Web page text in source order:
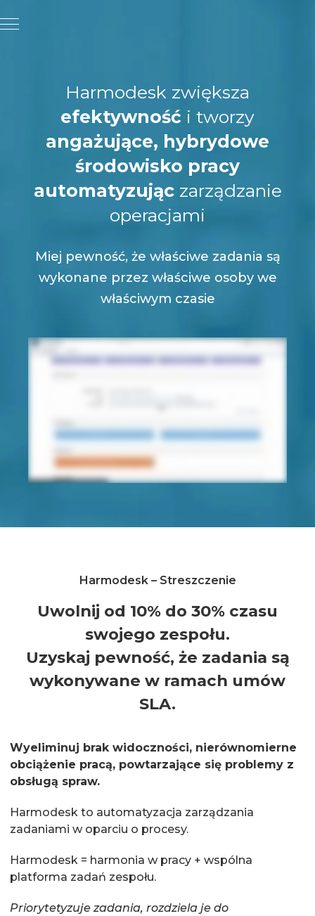
Harmodesk zwiększa
efektywność i tworzy
angażujące, hybrydowe
środowisko pracy
automatyzujączarządzanie
operacjami
Miej pewność, że właściwe zadania są
wykonane przez właściwe osoby we
właściwym czasie
Harmodesk – Streszczenie
Uwolnij od 10% do 30% czasu
swojego zespołu.
Uzyskaj pewność, że zadania są
wykonywane w ramach umów
SLA.
Wyeliminuj brak widoczności, nierównomierne
obciążenie pracą, powtarzające się problemy z
obsługą spraw.
Harmodesk to automatyzacja zarządzania
zadaniami w oparciu o procesy.
Harmodesk = harmonia w pracy + wspólna
platforma zadań zespołu.
Priorytetyzuje zadania, rozdziela je do